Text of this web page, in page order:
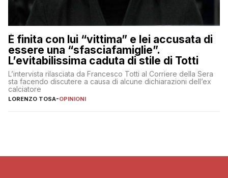
È finita con lui “vittima” e lei accusata di
essere una “sfasciafamiglie”.
L’evitabilissima caduta di stile di Totti
L’intervista rilasciata da Francesco Totti al Corriere della Sera
sta facendo discutere a causa di alcune dichiarazioni dell’ex
calciatore
LORENZO TOSA-OPINIONI